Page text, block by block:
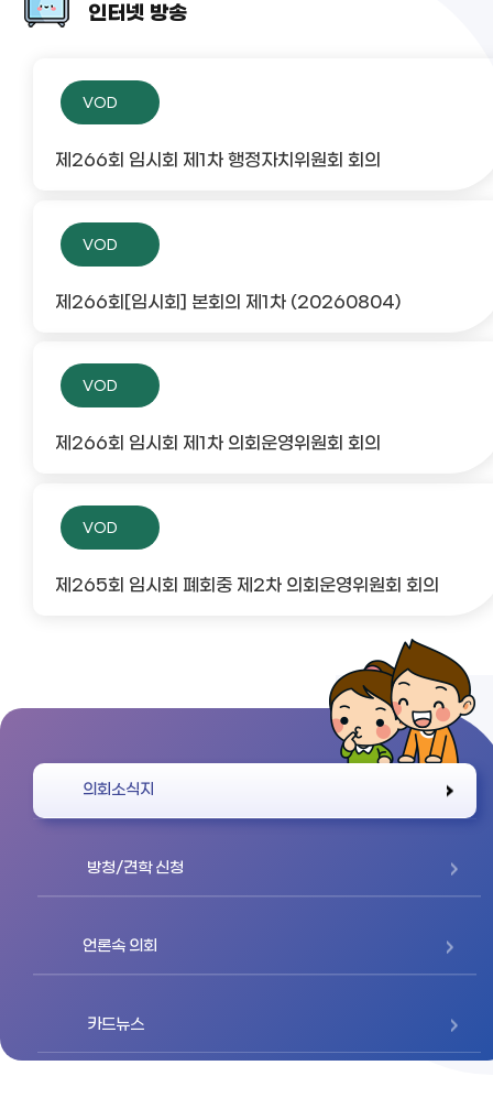
인터넷 방송
VOD
제266회 임시회 제1차 행정자치위원회 회의
VOD
제266회[임시회] 본회의 제1차 (20260804)
VOD
제266회 임시회 제1차 의회운영위원회 회의
VOD
제265회 임시회 폐회중 제2차 의회운영위원회 회의
의회소식지
방청/견학 신청
언론속 의회
카드뉴스